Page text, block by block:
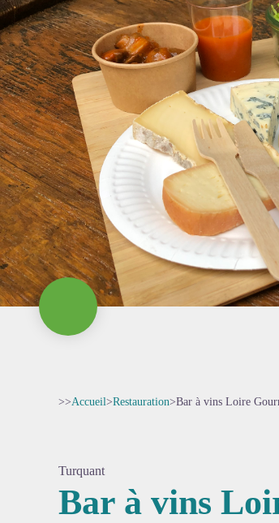
>>Accueil>Restauration>Bar à vins Loire
Turquant
Bar à vins